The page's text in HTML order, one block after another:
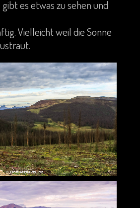
es etwas zu sehen und
Vielleicht weil die Sonne